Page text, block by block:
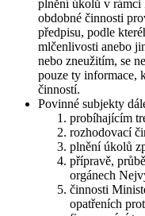
plnění úkolů v rámci
obdobné činnosti
předpisu, podle
mlčenlivosti anebo
nebo zneužitím, se
pouze ty informace,
činností.
Povinné subjekty
probíhajícím
rozhodovací
plnění úkolů
přípravě,
orgánech
činnosti
opatřeních